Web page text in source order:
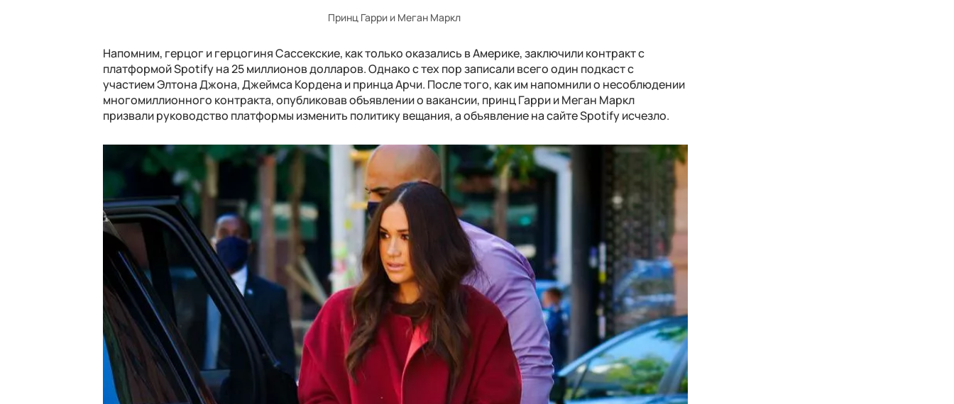
Принц Гарри и Меган Маркл
Напомним, герцог и герцогиня Сассекские, как только оказались в Америке, заключили контракт с
платформой Spotify на 25 миллионов долларов. Однако с тех пор записали всего один подкаст с
участием Элтона Джона, Джеймса Кордена и принца Арчи. После того, как им напомнили о несоблюдении
многомиллионного контракта, опубликовав объявлении о вакансии, принц Гарри и Меган Маркл
призвали руководство платформы изменить политику вещания, а объявление на сайте Spotify исчезло.